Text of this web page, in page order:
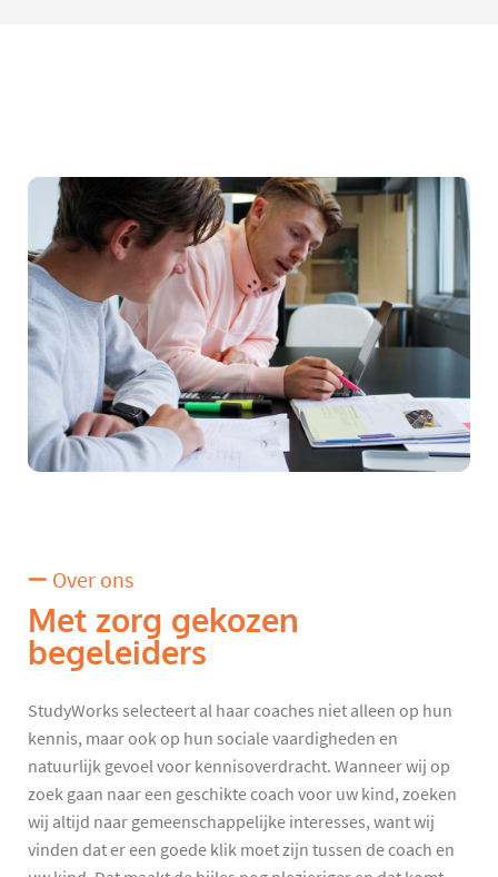
Over ons
Met zorg gekozen
begeleiders
StudyWorks selecteert al haar coaches niet alleen op hun
kennis, maar ook op hun sociale vaardigheden en
natuurlijk gevoel voor kennisoverdracht. Wanneer wij op
zoek gaan naar een geschikte coach voor uw kind, zoeken
wij altijd naar gemeenschappelijke interesses, want wij
vinden dat er een goede klik moet zijn tussen de coach en